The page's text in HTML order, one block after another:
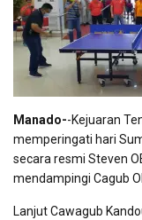
Manado--Kejuaran
memperingati hari
secara resmi Steven
mendampingi Cagub
Lanjut Cawagub